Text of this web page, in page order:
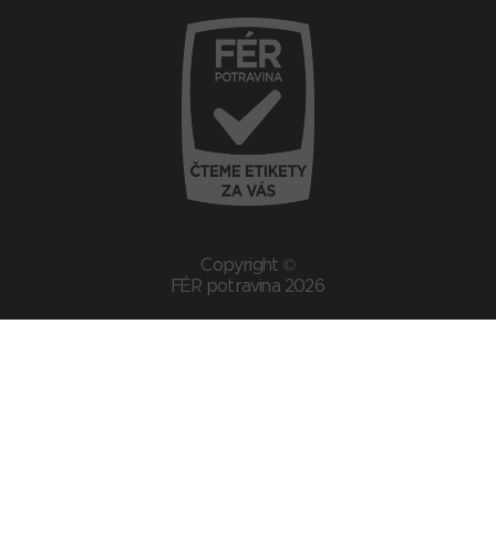
Copyright ©
FÉR potravina 2026